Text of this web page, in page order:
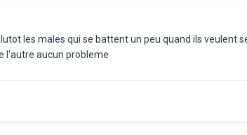
les males qui se battent un peu quand ils veulent
l'autre aucun probleme